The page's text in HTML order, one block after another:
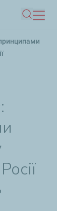
Пошук